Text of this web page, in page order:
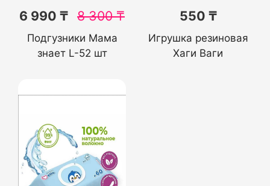
6 990 ₸ 8 300₸
Подгузники Мама
знает L-52 шт
550 ₸
Игрушка резиновая
Хаги Ваги